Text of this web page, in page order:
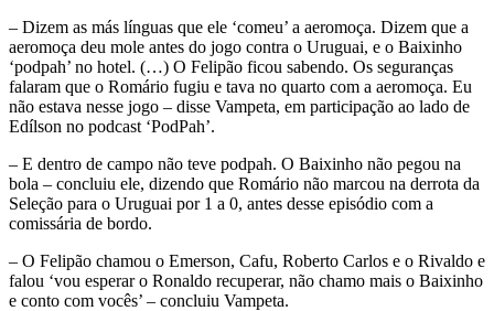
– Dizem as más línguas que ele ‘comeu’ a aeromoça. Dizem que a
aeromoça deu mole antes do jogo contra o Uruguai, e o Baixinho
‘podpah’ no hotel. (…) O Felipão ficou sabendo. Os seguranças
falaram que o Romário fugiu e tava no quarto com a aeromoça. Eu
não estava nesse jogo – disse Vampeta, em participação ao lado de
Edílson no podcast ‘PodPah’.
– E dentro de campo não teve podpah. O Baixinho não pegou na
bola – concluiu ele, dizendo que Romário não marcou na derrota da
Seleção para o Uruguai por 1 a 0, antes desse episódio com a
comissária de bordo.
– O Felipão chamou o Emerson, Cafu, Roberto Carlos e o Rivaldo e
falou ‘vou esperar o Ronaldo recuperar, não chamo mais o Baixinho
e conto com vocês’ – concluiu Vampeta.